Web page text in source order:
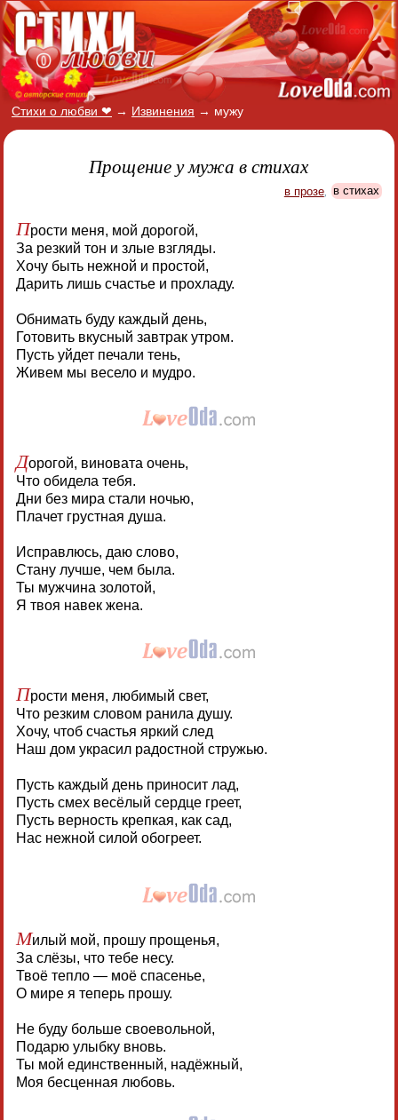
Стихи о любви ❤ → Извинения → мужу
Прощение у мужа в стихах
в прозе, в стихах
Прости меня, мой дорогой,
За резкий тон и злые взгляды.
Хочу быть нежной и простой,
Дарить лишь счастье и прохладу.
Обнимать буду каждый день,
Готовить вкусный завтрак утром.
Пусть уйдет печали тень,
Живем мы весело и мудро.
Дорогой, виновата очень,
Что обидела тебя.
Дни без мира стали ночью,
Плачет грустная душа.
Исправлюсь, даю слово,
Стану лучше, чем была.
Ты мужчина золотой,
Я твоя навек жена.
Прости меня, любимый свет,
Что резким словом ранила душу.
Хочу, чтоб счастья яркий след
Наш дом украсил радостной стружью.
Пусть каждый день приносит лад,
Пусть смех весёлый сердце греет,
Пусть верность крепкая, как сад,
Нас нежной силой обогреет.
Милый мой, прошу прощенья,
За слёзы, что тебе несу.
Твоё тепло — моё спасенье,
О мире я теперь прошу.
Не буду больше своевольной,
Подарю улыбку вновь.
Ты мой единственный, надёжный,
Моя бесценная любовь.